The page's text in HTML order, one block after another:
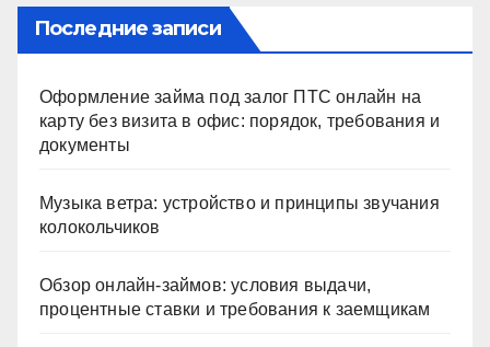
Последние записи
Оформление займа под залог ПТС онлайн на
карту без визита в офис: порядок, требования и
документы
Музыка ветра: устройство и принципы звучания
колокольчиков
Обзор онлайн-займов: условия выдачи,
процентные ставки и требования к заемщикам